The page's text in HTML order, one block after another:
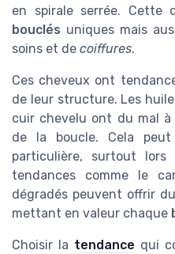
en spirale serrée. Cette
bouclés uniques mais
soins et de coiffures.
Ces cheveux ont
de leur structure. Les
cuir chevelu ont du mal
de la boucle. Cela
particulière, surtout
tendances comme le
dégradés peuvent offrir
mettant en valeur chaque
Choisir la tendance qui